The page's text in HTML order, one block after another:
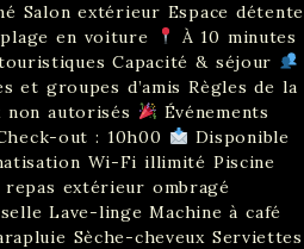
Salon extérieur Espace détente
en voiture
À 10 minutes
Capacité & séjour
et groupes d’amis Règles de la
non autorisés
Événements
out : 10h00
Disponible
Wi-Fi illimité Piscine
extérieur ombragé
Lave-linge Machine à café
Sèche-cheveux Serviettes